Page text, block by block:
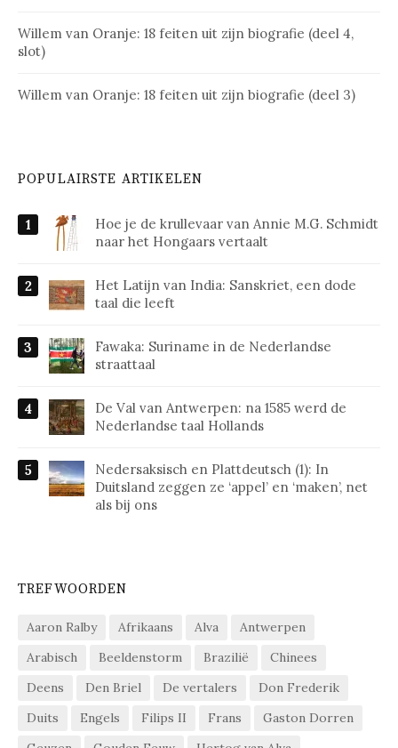
Willem van Oranje: 18 feiten uit zijn biografie (deel 4,
slot)
Willem van Oranje: 18 feiten uit zijn biografie (deel 3)
POPULAIRSTE ARTIKELEN
Hoe je de krullevaar van Annie M.G. Schmidt
naar het Hongaars vertaalt
Het Latijn van India: Sanskriet, een dode
taal die leeft
Fawaka: Suriname in de Nederlandse
straattaal
De Val van Antwerpen: na 1585 werd de
Nederlandse taal Hollands
Nedersaksisch en Plattdeutsch (1): In
Duitsland zeggen ze ‘appel’ en ‘maken’, net
als bij ons
TREFWOORDEN
Aaron Ralby Afrikaans Alva
Antwerpen
Arabisch
Beeldenstorm Brazilië
Chinees
Deens
Den Briel De vertalers
Don Frederik
Duits
Engels Filips II Frans
Gaston Dorren